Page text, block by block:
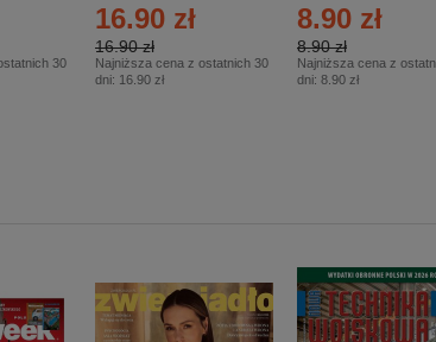
30
16.90 zł
16.90 zł
Najniższa cena z ostatnich 30
dni: 16.90 zł
8.90 zł
8.90 zł
Najniższa cena z
dni: 8.90 zł